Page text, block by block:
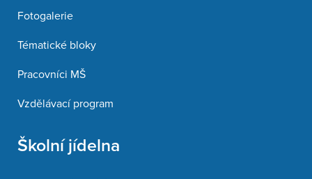
Fotogalerie
Tématické bloky
Pracovníci MŠ
Vzdělávací program
Školní jídelna